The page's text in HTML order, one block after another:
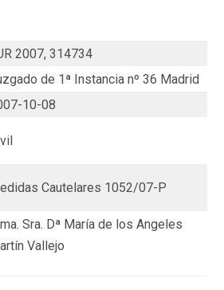
2007, 314734
de 1ª Instancia nº 36 Madrid
10-08
Cautelares 1052/07-P
Sra. Dª María de los Angeles
Vallejo